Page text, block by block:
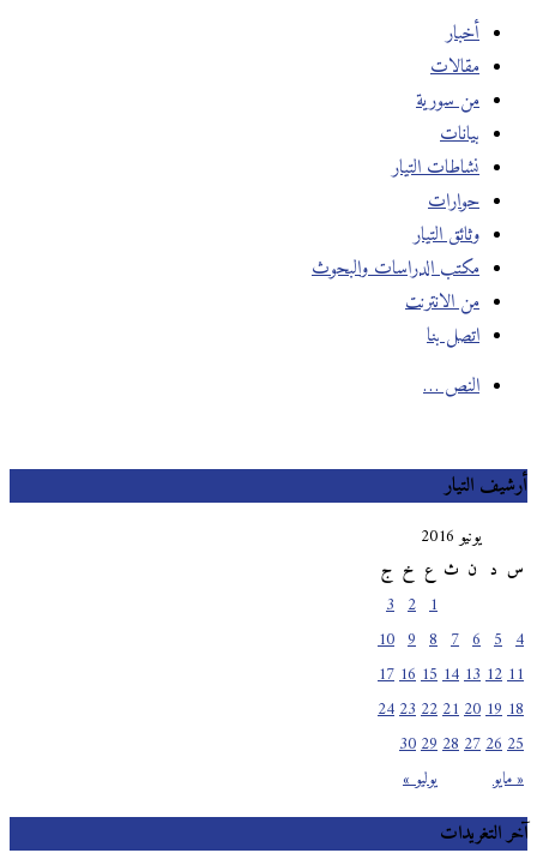
أخبار
مقالات
من سورية
بيانات
نشاطات التيار
حوارات
وثائق التيار
مكتب الدراسات والبحوث
من الانترنت
اتصل بنا
النص …
أرشيف التيار
يونيو 2016
س
ث خ ج
« مايو يوليو »
10
11
12
13
14
15
16
17
18
19
20
21
22
23
24
25
26
27
28
29
30
آخر التغريدات